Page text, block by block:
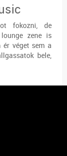
fokozni, de
zene is
ér véget sem a
bele,